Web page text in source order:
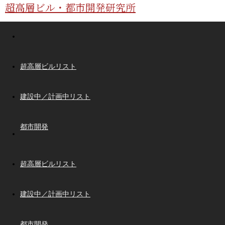
超高層ビル・都市開発研究所
超高層ビルリスト
建設中／計画中リスト
都市開発
超高層ビルリスト
建設中／計画中リスト